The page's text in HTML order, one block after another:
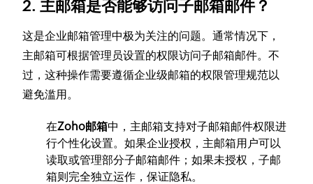
2. 主邮箱是否能够访问子邮箱邮件？
这是企业邮箱管理中极为关注的问题。通常情况下，
主邮箱可根据管理员设置的权限访问子邮箱邮件。不
过，这种操作需要遵循企业级邮箱的权限管理规范以
避免滥用。
在Zoho邮箱中，主邮箱支持对子邮箱邮件权限进
行个性化设置。如果企业授权，主邮箱用户可以
读取或管理部分子邮箱邮件；如果未授权，子邮
箱则完全独立运作，保证隐私。